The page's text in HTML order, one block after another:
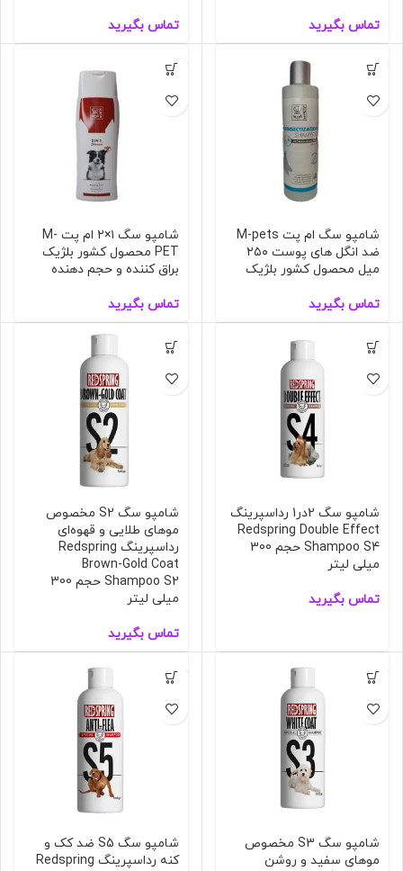
تماس بگیرید تماس بگیرید
شامپو سگ ام پت M-pets
ضد انگل های پوست ۲۵۰
میل محصول کشور بلژیک
تماس بگیرید
شامپو سگ ۱×۲ ام پت M-
PET محصول کشور بلژیک
براق کننده و حجم دهنده
تماس بگیرید
شامپو سگ 2در1 رداسپرینگ
Redspring Double Effect
Shampoo S4 حجم 300
میلی لیتر
تماس بگیرید
شامپو سگ S2 مخصوص
مو‌های طلایی و قهوه‌ای
رداسپرینگ Redspring
Brown-Gold Coat
Shampoo S2 حجم 300
میلی لیتر
تماس بگیرید
شامپو سگ S3 مخصوص
مو‌های سفید و روشن
شامپو سگ S5 ضد کک و
کنه رداسپرینگ Redspring